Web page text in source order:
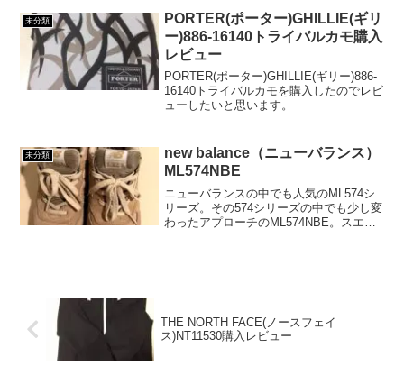
いて簡単にご説明させていただきます。
きっと...
未分類
PORTER(ポーター)GHILLIE(ギリ
ー)886-16140トライバルカモ購入
レビュー
PORTER(ポーター)GHILLIE(ギリー)886-
16140トライバルカモを購入したのでレビ
ューしたいと思います。
未分類
new balance（ニューバランス）
ML574NBE
ニューバランスの中でも人気のML574シ
リーズ。その574シリーズの中でも少し変
わったアプローチのML574NBE。スエー
THE NORTH FACE(ノースフェイ
ス)NT11530購入レビュー